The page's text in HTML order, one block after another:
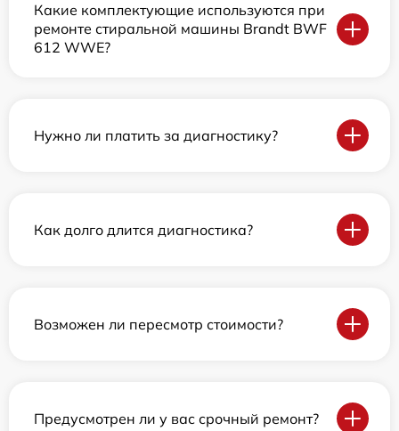
Какие комплектующие используются при
ремонте стиральной машины Brandt BWF
612 WWE?
Нужно ли платить за диагностику?
Как долго длится диагностика?
Возможен ли пересмотр стоимости?
Предусмотрен ли у вас срочный ремонт?